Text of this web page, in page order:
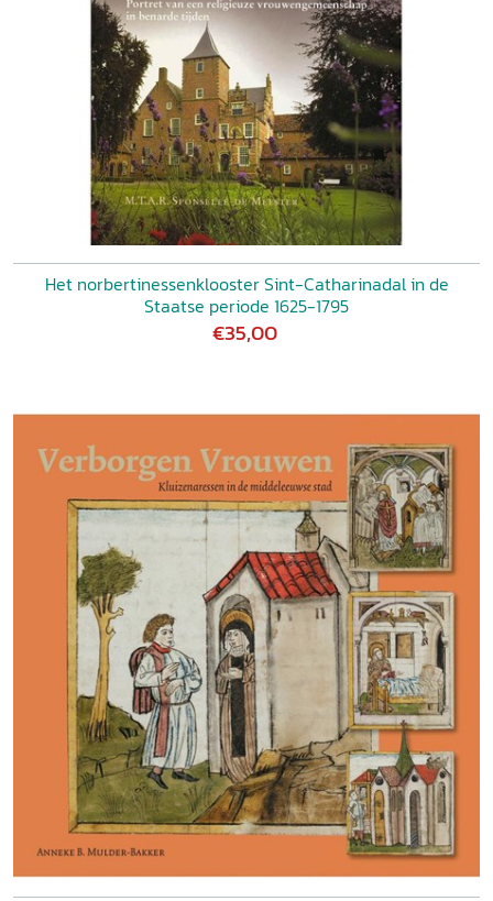
Het norbertinessenklooster Sint-Catharinadal in de
Staatse periode 1625-1795
€35,00